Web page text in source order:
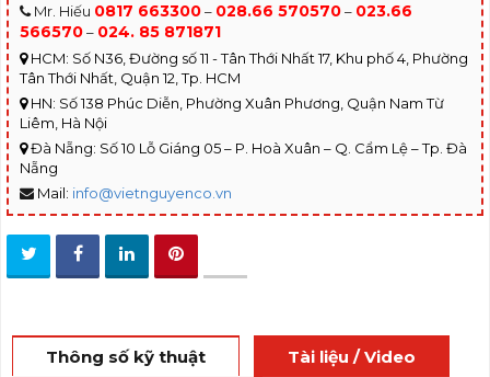
Mr. Hiếu 0817 663300– 028.66 570570– 023.66
566570– 024. 85 871871
HCM: Số N36, Đường số 11 - Tân Thới Nhất 17, Khu phố 4, Phường
Tân Thới Nhất, Quận 12, Tp. HCM
HN: Số 138 Phúc Diễn, Phường Xuân Phương, Quận Nam Từ
Liêm, Hà Nội
Đà Nẵng: Số 10 Lỗ Giáng 05 – P. Hoà Xuân – Q. Cẩm Lệ – Tp. Đà
Nẵng
Mail: info@vietnguyenco.vn
Thông số kỹ thuật
Tài liệu / Video